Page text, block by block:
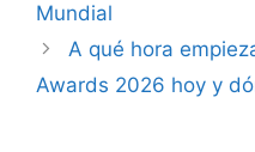
Mundial
A qué hora
Awards 2026 hoy y